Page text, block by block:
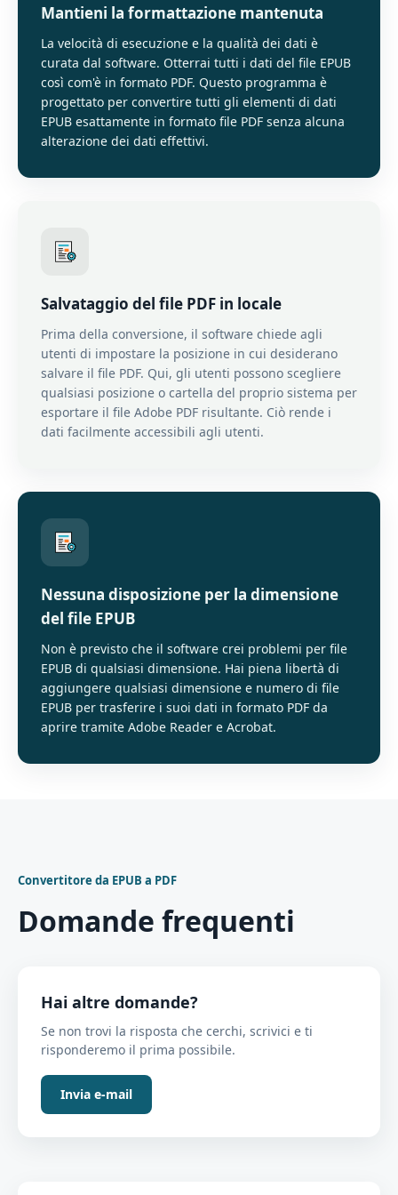
Mantieni la formattazione mantenuta
La velocità di esecuzione e la qualità dei dati è
curata dal software. Otterrai tutti i dati del file EPUB
così com'è in formato PDF. Questo programma è
progettato per convertire tutti gli elementi di dati
EPUB esattamente in formato file PDF senza alcuna
alterazione dei dati effettivi.
Salvataggio del file PDF in locale
Prima della conversione, il software chiede agli
utenti di impostare la posizione in cui desiderano
salvare il file PDF. Qui, gli utenti possono scegliere
qualsiasi posizione o cartella del proprio sistema per
esportare il file Adobe PDF risultante. Ciò rende i
dati facilmente accessibili agli utenti.
Nessuna disposizione per la dimensione
del file EPUB
Non è previsto che il software crei problemi per file
EPUB di qualsiasi dimensione. Hai piena libertà di
aggiungere qualsiasi dimensione e numero di file
EPUB per trasferire i suoi dati in formato PDF da
aprire tramite Adobe Reader e Acrobat.
Convertitore da EPUB a PDF
Domande frequenti
Hai altre domande?
Se non trovi la risposta che cerchi, scrivici e ti
risponderemo il prima possibile.
Invia e-mail